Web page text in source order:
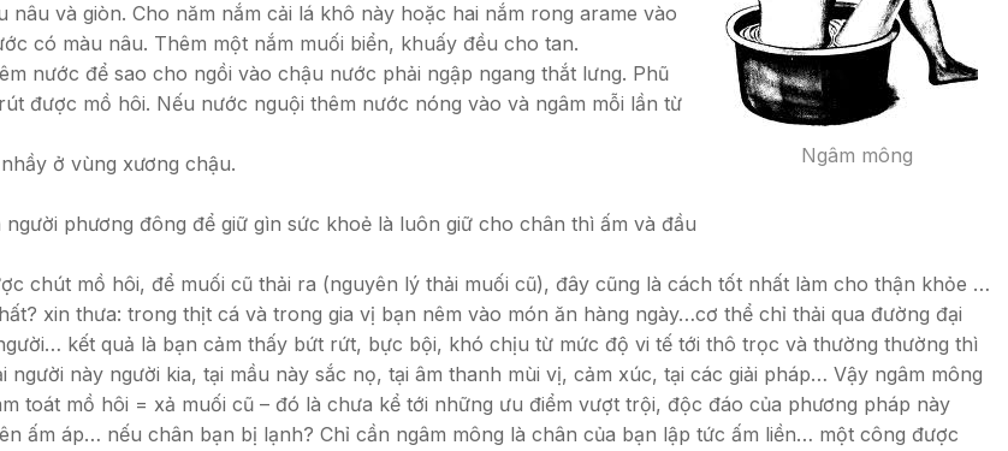
Ngâm mông
và giòn. Cho năm nắm cải lá khô này hoặc hai nắm rong arame vào
có màu nâu. Thêm một nắm muối biển, khuấy đều cho tan.
nước để sao cho ngồi vào chậu nước phải ngập ngang thắt lưng. Phũ
được mồ hôi. Nếu nước nguội thêm nước nóng vào và ngâm mỗi lần từ
ở vùng xương chậu.
phương đông để giữ gìn sức khoẻ là luôn giữ cho chân thì ấm và đầu
chút mồ hôi, để muối cũ thải ra (nguyên lý thải muối cũ), đây cũng là cách tốt nhất làm cho thận khỏe …
xin thưa: trong thịt cá và trong gia vị bạn nêm vào món ăn hàng ngày…cơ thể chỉ thải qua đường đại
kết quả là bạn cảm thấy bứt rứt, bực bội, khó chịu từ mức độ vi tế tới thô trọc và thường thường thì
này người kia, tại mầu này sắc nọ, tại âm thanh mùi vị, cảm xúc, tại các giải pháp… Vậy ngâm mông
toát mồ hôi = xả muối cũ – đó là chưa kể tới những ưu điểm vượt trội, độc đáo của phương pháp này
ấm áp… nếu chân bạn bị lạnh? Chỉ cần ngâm mông là chân của bạn lập tức ấm liền… một công được